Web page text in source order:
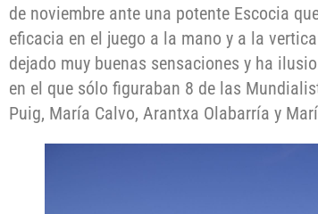
de noviembre ante una potente Escocia
eficacia en el juego a la mano y a la
dejado muy buenas sensaciones y ha
en el que sólo figuraban 8 de las
Puig, María Calvo, Arantxa Olabarría y